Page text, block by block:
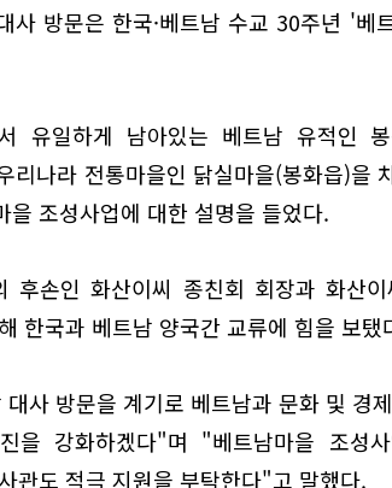
사 방문은 한국·베트남 수교 30주년 '베
유일하게 남아있는 베트남 유적인
리나라 전통마을인 닭실마을(봉화읍)을
을 조성사업에 대한 설명을 들었다.
후손인 화산이씨 종친회 회장과 화산
한국과 베트남 양국간 교류에 힘을 보탰
사 방문을 계기로 베트남과 문화 및 경
을 강화하겠다"며 "베트남마을 조성
관도 적극 지원을 부탁한다"고 말했다.